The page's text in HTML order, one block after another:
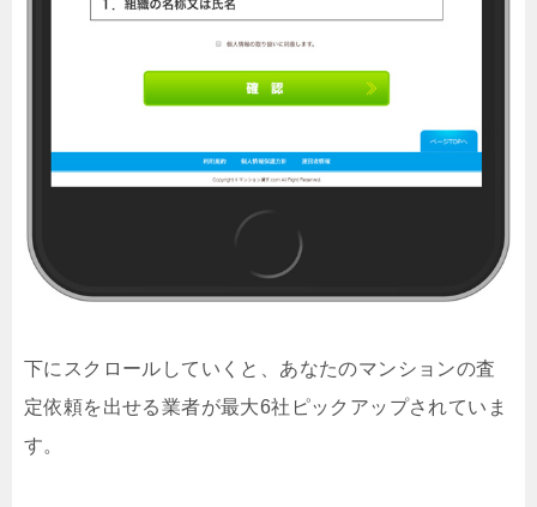
下にスクロールしていくと、あなたのマンションの査
定依頼を出せる業者が最大6社ピックアップされていま
す。